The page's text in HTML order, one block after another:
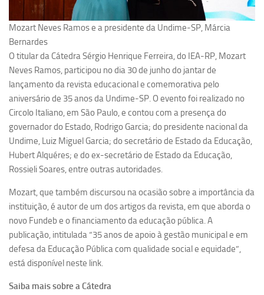
Grupos de Pesquisa
Criminologia Experimental e Segurança Pública
Direito e Tecnologia (Tech Law)
Grupo de Pesquisa GPUBLIC – Centro de Estudos em Gestão
e Políticas Públicas Contemporâneas
Grupos de pesquisa encerrados
Ano Sabático
Daniel Domingues dos Santos
Cristina Godoy Bernardo de Oliveira (FDRP)
Evandro Eduardo Seron Ruiz
Fabiana Cristina Severi (FDRP)
Fernando de Lima Caneppele
Mozart Neves Ramos e a presidente da Undime-SP, Márcia
Bernardes
O titular da Cátedra Sérgio Henrique Ferreira, do IEA-RP, Mozart
Neves Ramos, participou no dia 30 de junho do jantar de
lançamento da revista educacional e comemorativa pelo
aniversário de 35 anos da Undime-SP. O evento foi realizado no
Circolo Italiano, em São Paulo, e contou com a presença do
governador do Estado, Rodrigo Garcia; do presidente nacional da
Undime, Luiz Miguel Garcia; do secretário de Estado da Educação,
Hubert Alquéres; e do ex-secretário de Estado da Educação,
Rossieli Soares, entre outras autoridades.
Mozart, que também discursou na ocasião sobre a importância da
instituição, é autor de um dos artigos da revista, em que aborda o
novo Fundeb e o financiamento da educação pública. A
publicação, intitulada “35 anos de apoio à gestão municipal e em
defesa da Educação Pública com qualidade social e equidade”,
está disponível neste link.
Saiba mais sobre a Cátedra